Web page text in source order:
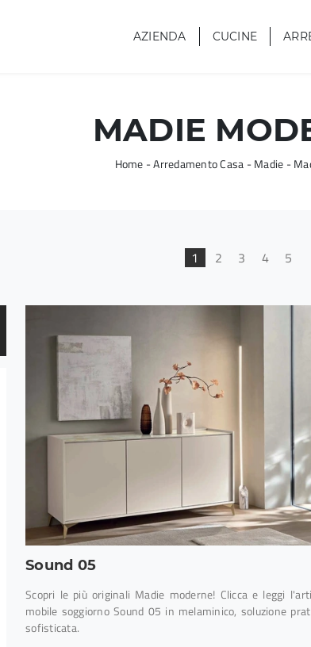
AZIENDA CUCINE
MADIE
Home -Arredamento Casa -Madie -
1 2 3 4 5
Sound 05
Scopri le più originali Madie moderne! Clicca e leggi
mobile soggiorno Sound 05 in melaminico, soluzione
sofisticata.